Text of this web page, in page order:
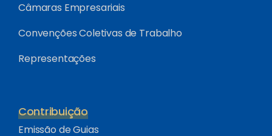
Câmaras Empresariais
Convenções Coletivas de Trabalho
Representações
Contribuição
Emissão de Guias